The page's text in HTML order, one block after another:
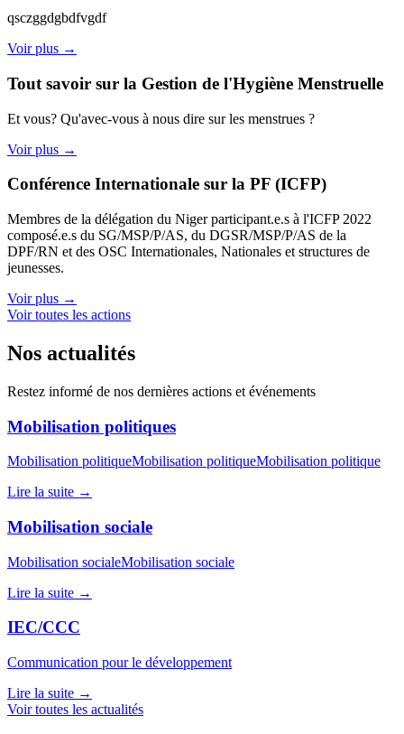
qsczggdgbdfvgdf
Voir plus →
Tout savoir sur la Gestion de l'Hygiène Menstruelle
Et vous? Qu'avec-vous à nous dire sur les menstrues ?
Voir plus →
Conférence Internationale sur la PF (ICFP)
Membres de la délégation du Niger participant.e.s à l'ICFP 2022
composé.e.s du SG/MSP/P/AS, du DGSR/MSP/P/AS de la
DPF/RN et des OSC Internationales, Nationales et structures de
jeunesses.
Voir plus →
Voir toutes les actions
Nos actualités
Restez informé de nos dernières actions et événements
Mobilisation politiques
Mobilisation politiqueMobilisation politiqueMobilisation politique
Lire la suite →
Mobilisation sociale
Mobilisation socialeMobilisation sociale
Lire la suite →
IEC/CCC
Communication pour le développement
Lire la suite →
Voir toutes les actualités